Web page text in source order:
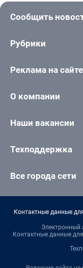
Сообщить
Рубрики
Реклама на сайте
О компании
Наши вакансии
Техподдержка
Все города сети
Контактные данные
Электронный
Контактные данные